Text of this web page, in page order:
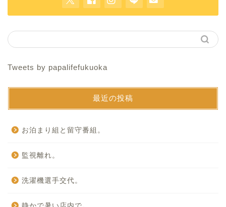
Tweets by papalifefukuoka
最近の投稿
お泊まり組と留守番組。
監視離れ。
洗濯機選手交代。